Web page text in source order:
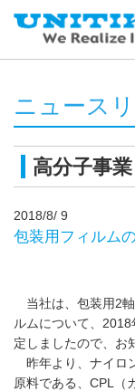
ニュース
高分子事業
2018/8/ 9
包装用フィルム
当社は、包装用2軸
ルムについて、
定しましたので、お
昨年より、ナイロ
原料である、CPL（